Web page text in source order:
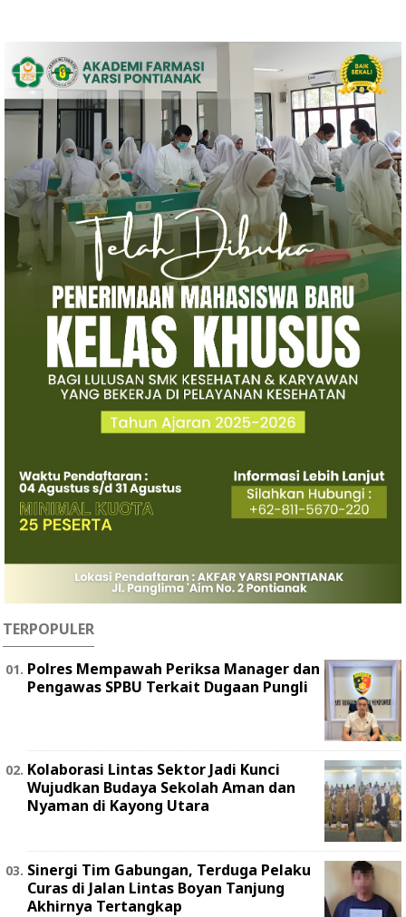
TERPOPULER
Polres Mempawah Periksa Manager dan
Pengawas SPBU Terkait Dugaan Pungli
Kolaborasi Lintas Sektor Jadi Kunci
Wujudkan Budaya Sekolah Aman dan
Nyaman di Kayong Utara
Sinergi Tim Gabungan, Terduga Pelaku
Curas di Jalan Lintas Boyan Tanjung
Akhirnya Tertangkap